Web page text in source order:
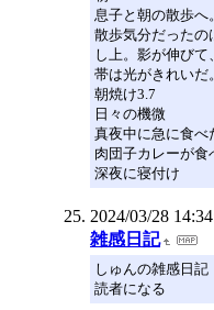
息子と朝の散歩へ
散歩気分だったの
し上。影が伸び
帯は光がきれいだ。
朝焼け3.7
日々の機微
真夜中に急に食べ
肉団子カレーが食
深夜に寝付け
2024/03/28
雑感日記
しゅんの雑感日記
読者になる